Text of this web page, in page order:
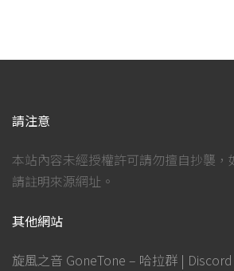
請注意
本站內容未經授權許可請勿擅自抄襲，
請註明來源網址。
其他網站
旋風之音 GoneTone – 哈拉群 |